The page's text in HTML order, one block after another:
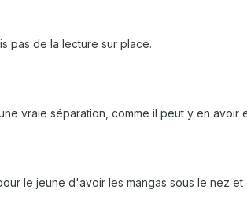
pas de la lecture sur place.
vraie séparation, comme il peut y en avoir
le jeune d'avoir les mangas sous le nez et